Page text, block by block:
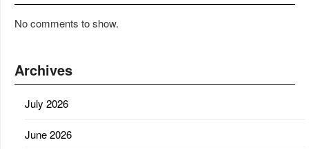
No comments to show.
Archives
July 2026
June 2026